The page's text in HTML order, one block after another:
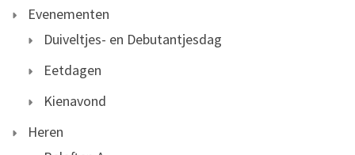
Evenementen
Duiveltjes- en Debutantjesdag
Eetdagen
Kienavond
Heren